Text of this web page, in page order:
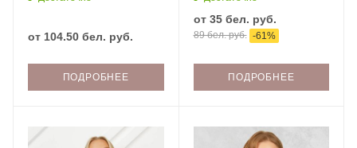
от 104.50 бел. руб.
ПОДРОБНЕЕ
от 35 бел. руб.
89 бел. руб. -61 %
ПОДРОБНЕЕ